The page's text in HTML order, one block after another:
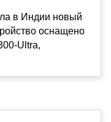
в Индии новый
оснащено
Ultra,